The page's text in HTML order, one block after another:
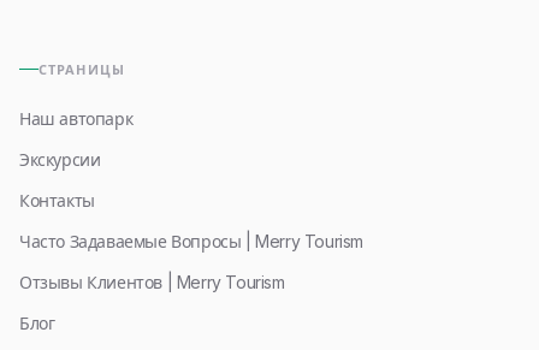
СТРАНИЦЫ
Наш автопарк
Экскурсии
Контакты
Часто Задаваемые Вопросы | Merry Tourism
Отзывы Клиентов | Merry Tourism
Блог